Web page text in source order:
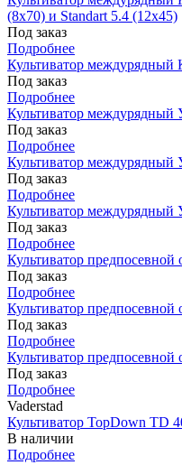
(8х70) и Standart 5.4 (12х45)
Под заказ
Подробнее
Культиватор
Под заказ
Подробнее
Культиватор
Под заказ
Подробнее
Культиватор
Под заказ
Подробнее
Культиватор
Под заказ
Подробнее
Культиватор
Под заказ
Подробнее
Культиватор
Под заказ
Подробнее
Культиватор
Под заказ
Подробнее
Vaderstad
Культиватор TopDown TD
В наличии
Подробнее